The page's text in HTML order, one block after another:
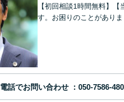
【初回相談1時間無料】
す。お困りのことがあり
電話でお問い合わせ